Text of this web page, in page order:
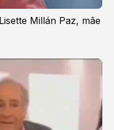
Millán Paz, mãe